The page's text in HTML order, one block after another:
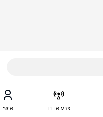
צבע אדום אישי